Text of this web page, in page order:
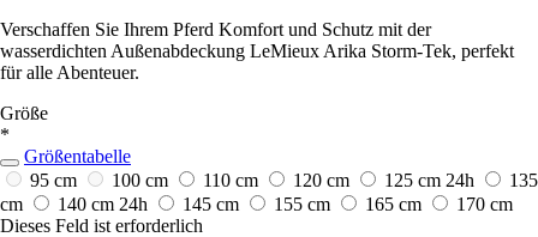
Verschaffen Sie Ihrem Pferd Komfort und Schutz mit der
wasserdichten Außenabdeckung LeMieux Arika Storm-Tek, perfekt
für alle Abenteuer.
Größe
*
Größentabelle
95 cm
100 cm 110 cm 120 cm 125 cm 24h
135
cm
140 cm 24h 145 cm 155 cm 165 cm
170 cm
Dieses Feld ist erforderlich